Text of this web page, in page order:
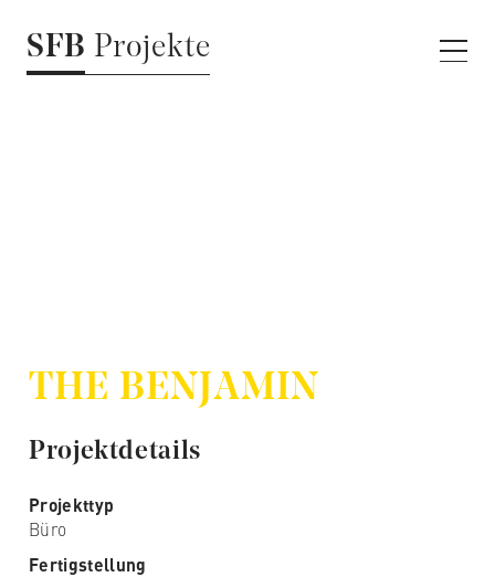
SFB Projekte
THE BENJAMIN
Projektdetails
Projekttyp
Büro
Fertigstellung